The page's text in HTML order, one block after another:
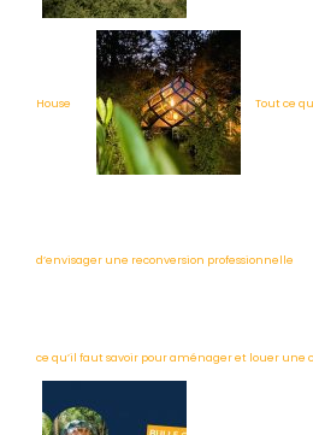
House Tout ce
d’envisager une reconversion professionnelle
ce qu’il faut savoir pour aménager et louer une